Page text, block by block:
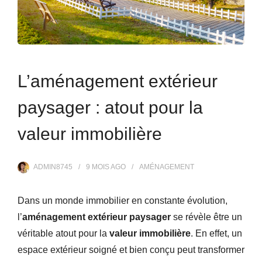
L’aménagement extérieur
paysager : atout pour la
valeur immobilière
ADMIN8745 9 MOISAGO AMÉNAGEMENT
Dans un monde immobilier en constante évolution,
l’aménagement extérieur paysager se révèle être un
véritable atout pour la valeur immobilière. En effet, un
espace extérieur soigné et bien conçu peut transformer